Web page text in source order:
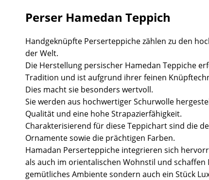
Perser Hamedan Teppich
Handgeknüpfte Perserteppiche zählen zu den
der Welt.
Die Herstellung persischer Hamedan Teppiche
Tradition und ist aufgrund ihrer feinen
Dies macht sie besonders wertvoll.
Sie werden aus hochwertiger Schurwolle
Qualität und eine hohe Strapazierfähigkeit.
Charakterisierend für diese Teppichart sind die
Ornamente sowie die prächtigen Farben.
Hamadan Perserteppiche integrieren sich
als auch im orientalischen Wohnstil und
gemütliches Ambiente sondern auch ein Stück